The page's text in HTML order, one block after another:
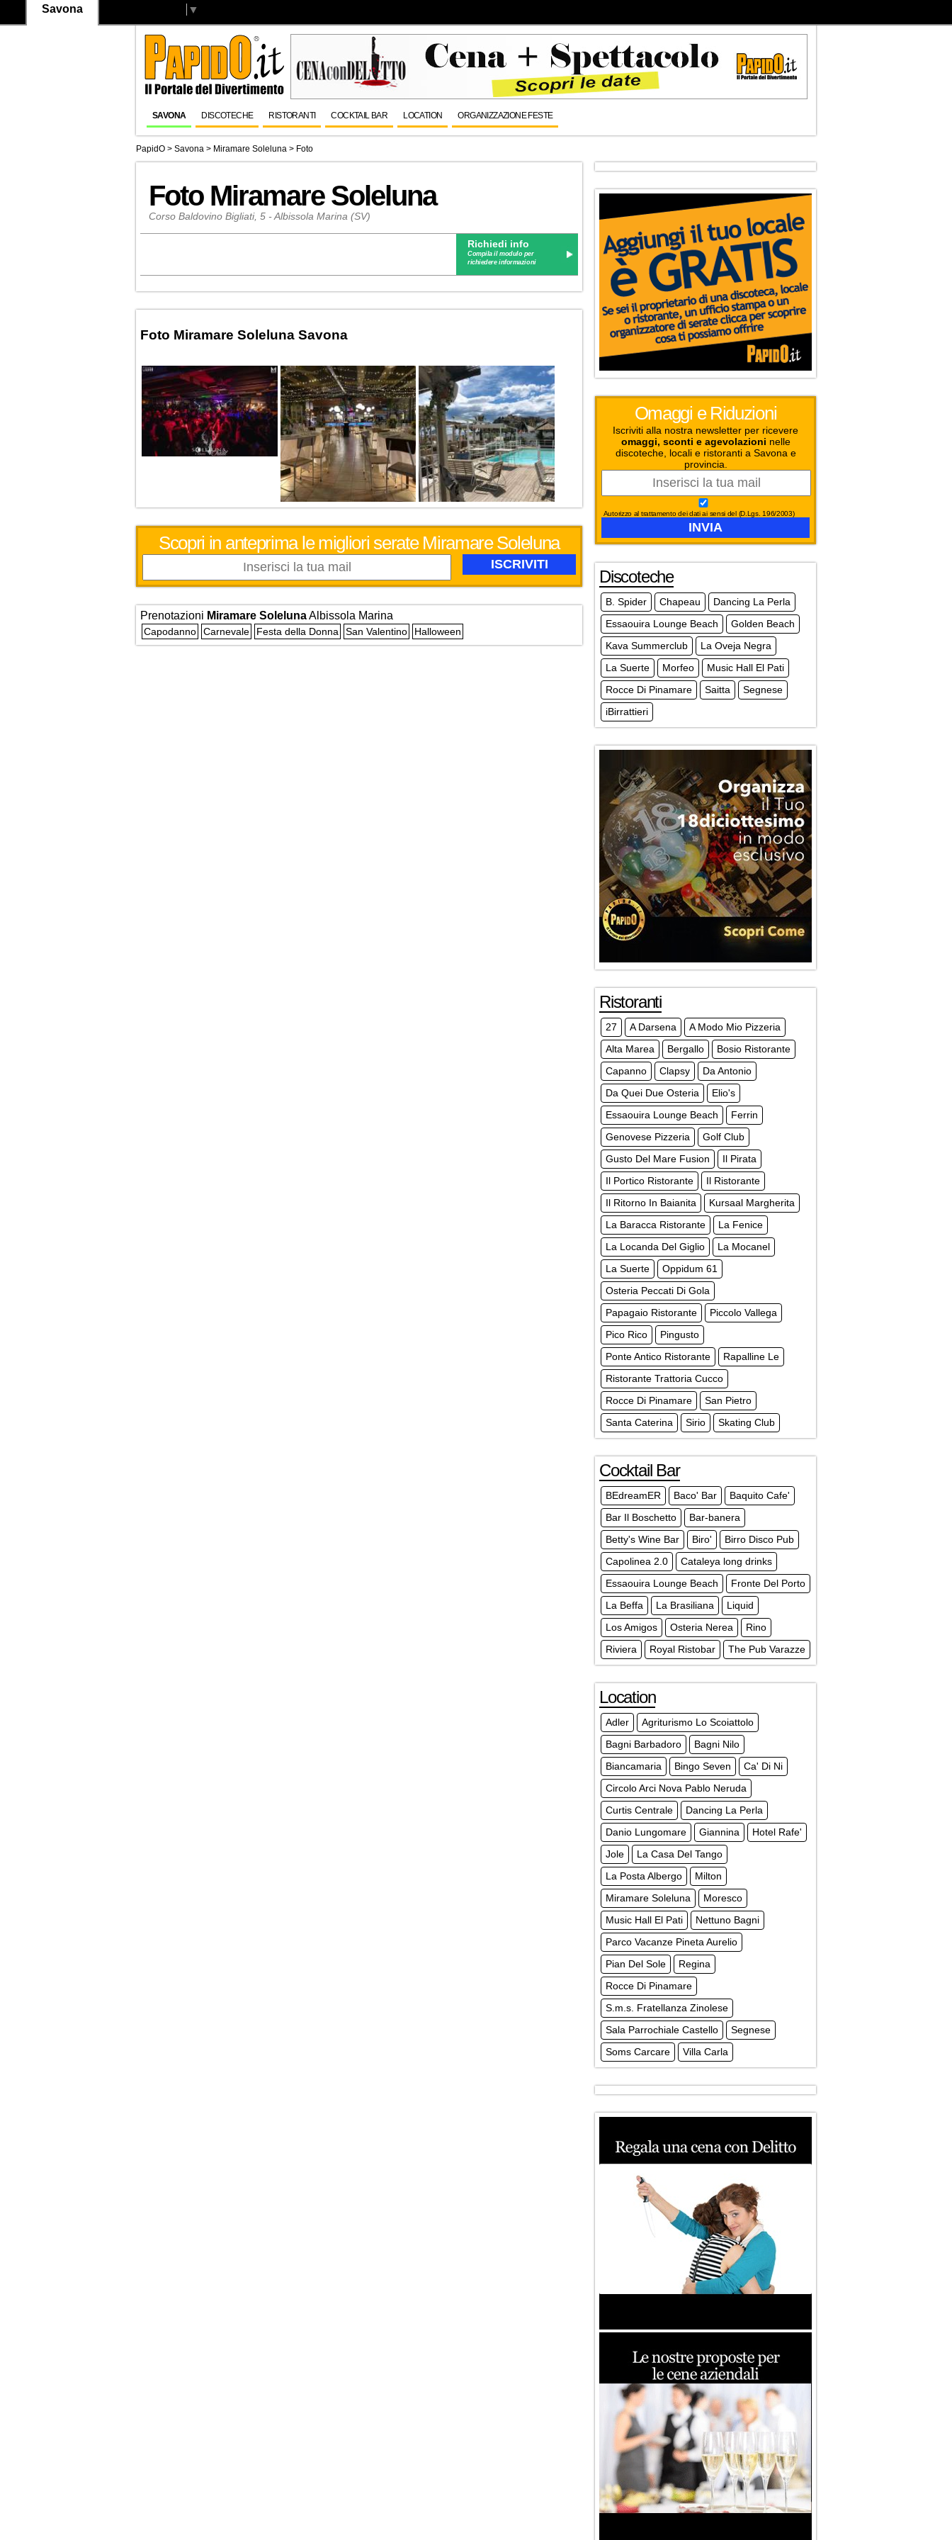
Savona ▼
SAVONA DISCOTECHE RISTORANTI COCKTAIL BAR LOCATION ORGANIZZAZIONE FESTE
PapidO > Savona > Miramare Soleluna > Foto
Foto Miramare Soleluna
Corso Baldovino Bigliati, 5 - Albissola Marina (SV)
Richiedi info
Compila il modulo per
richiedere informazioni
Foto Miramare Soleluna Savona
Scopri in anteprima le migliori serate Miramare Soleluna
Prenotazioni Miramare SolelunaAlbissola Marina
Capodanno Carnevale Festa della Donna San Valentino Halloween
Omaggi e Riduzioni
Iscriviti alla nostra newsletter per ricevere
omaggi, sconti e agevolazioni nelle
discoteche, locali e ristoranti a Savona e
provincia.
Autorizzo al trattamento dei dati ai sensi del (D.Lgs. 196/2003)
Discoteche
B. Spider Chapeau
Dancing La Perla
Essaouira Lounge Beach
Golden Beach
Kava Summerclub
La Oveja Negra
La Suerte
Morfeo
Music Hall El Pati
Rocce Di Pinamare
Saitta
Segnese
iBirrattieri
Ristoranti
27 A Darsena
A Modo Mio Pizzeria
Alta Marea
Bergallo
Bosio Ristorante
Capanno
Clapsy
Da Antonio
Da Quei Due Osteria
Elio's
Essaouira Lounge Beach
Ferrin
Genovese Pizzeria
Golf Club
Gusto Del Mare Fusion
Il Pirata
Il Portico Ristorante
Il Ristorante
Il Ritorno In Baianita
Kursaal Margherita
La Baracca Ristorante
La Fenice
La Locanda Del Giglio
La Mocanel
La Suerte
Oppidum 61
Osteria Peccati Di Gola
Papagaio Ristorante
Piccolo Vallega
Pico Rico
Pingusto
Ponte Antico Ristorante
Rapalline Le
Ristorante Trattoria Cucco
Rocce Di Pinamare
San Pietro
Santa Caterina
Sirio Skating Club
Cocktail Bar
BEdreamER Baco' Bar
Baquito Cafe'
Bar Il Boschetto
Bar-banera
Betty's Wine Bar
Biro'
Birro Disco Pub
Capolinea 2.0
Cataleya long drinks
Essaouira Lounge Beach
Fronte Del Porto
La Beffa
La Brasiliana
Liquid
Los Amigos
Osteria Nerea
Rino
Riviera
Royal Ristobar The Pub Varazze
Location
Adler
Agriturismo Lo Scoiattolo
Bagni Barbadoro
Bagni Nilo
Biancamaria
Bingo Seven
Ca' Di Ni
Circolo Arci Nova Pablo Neruda
Curtis Centrale
Dancing La Perla
Danio Lungomare
Giannina
Hotel Rafe'
Jole
La Casa Del Tango
La Posta Albergo
Milton
Miramare Soleluna
Moresco
Music Hall El Pati
Nettuno Bagni
Parco Vacanze Pineta Aurelio
Pian Del Sole
Regina
Rocce Di Pinamare
S.m.s. Fratellanza Zinolese
Sala Parrochiale Castello
Segnese
Soms Carcare
Villa Carla